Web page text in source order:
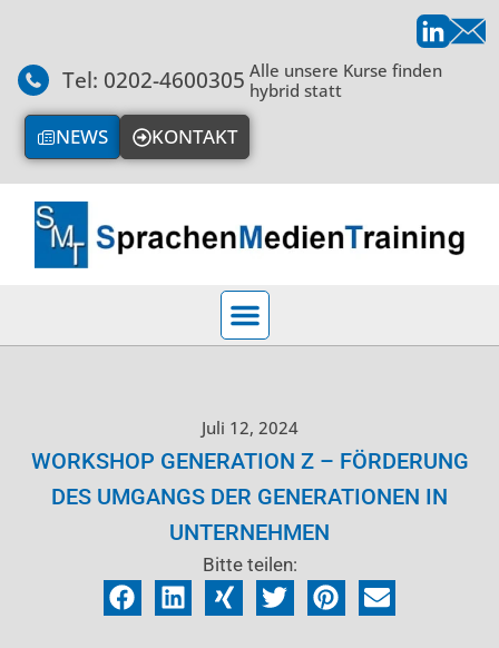
Tel: 0202-4600305 Alle unsere Kurse finden
hybrid statt
NEWS KONTAKT
Juli 12, 2024
WORKSHOP GENERATION Z – FÖRDERUNG
DES UMGANGS DER GENERATIONEN IN
UNTERNEHMEN
Bitte teilen: